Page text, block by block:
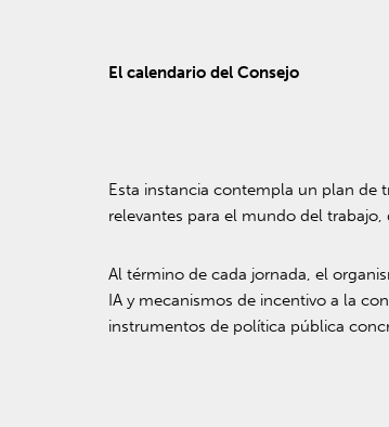
El calendario del Consejo
Esta instancia contempla un plan de
relevantes para el mundo del
Al término de cada jornada, el
IA y mecanismos de incentivo a la
instrumentos de política pública